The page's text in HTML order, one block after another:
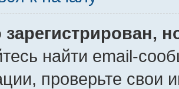
найти email-
проверьте свои